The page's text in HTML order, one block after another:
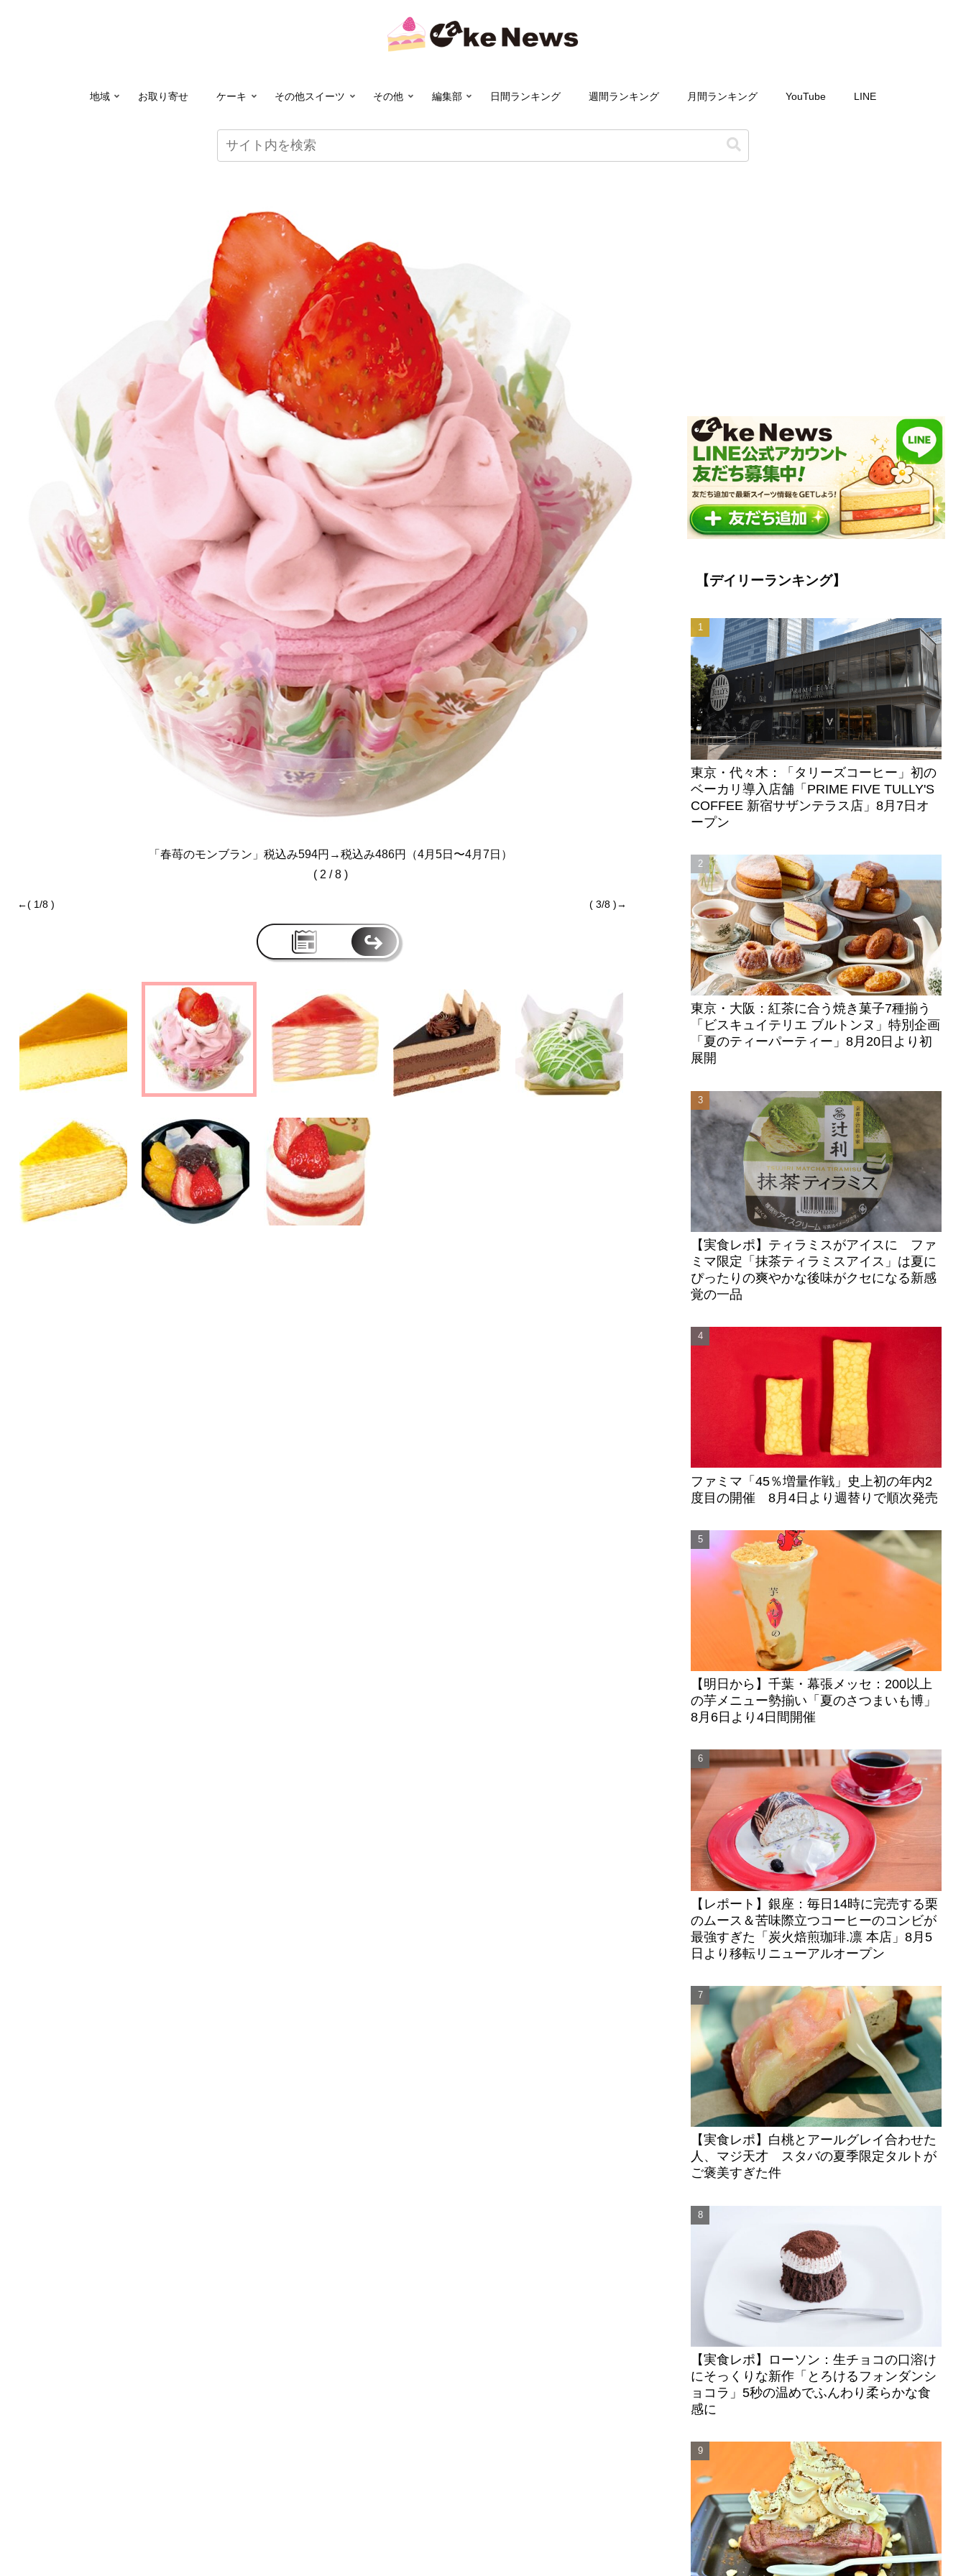
地域 お取り寄せ ケーキ その他スイーツ その他 編集部 日間ランキング 週間ランキング 月間ランキング YouTube LINE
「春苺のモンブラン」税込み594円→税込み486円（4月5日〜4月7日）
( 2 / 8 )
←( 1/8 ) ( 3/8 )→
【デイリーランキング】
東京・代々木：「タリーズコーヒー」初の
ベーカリ導入店舗「PRIME FIVE TULLY'S
COFFEE 新宿サザンテラス店」8月7日オ
ープン
東京・大阪：紅茶に合う焼き菓子7種揃う
「ビスキュイテリエ ブルトンヌ」特別企画
「夏のティーパーティー」8月20日より初
展開
【実食レポ】ティラミスがアイスに ファ
ミマ限定「抹茶ティラミスアイス」は夏に
ぴったりの爽やかな後味がクセになる新感
覚の一品
ファミマ「45％増量作戦」史上初の年内2
度目の開催 8月4日より週替りで順次発売
【明日から】千葉・幕張メッセ：200以上
の芋メニュー勢揃い「夏のさつまいも博」
8月6日より4日間開催
【レポート】銀座：毎日14時に完売する栗
のムース＆苦味際立つコーヒーのコンビが
最強すぎた「炭火焙煎珈琲.凛 本店」8月5
日より移転リニューアルオープン
【実食レポ】白桃とアールグレイ合わせた
人、マジ天才 スタバの夏季限定タルトが
ご褒美すぎた件
【実食レポ】ローソン：生チョコの口溶け
にそっくりな新作「とろけるフォンダンシ
ョコラ」5秒の温めでふんわり柔らかな食
感に